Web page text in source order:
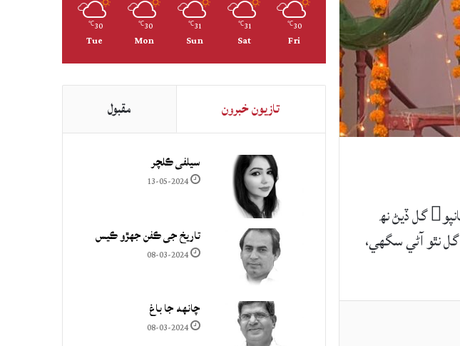
پاڪستان جي خوبصورت اداڪارا سارا خان کي سندس مڙس فلڪ شبير ڌي جي جنم کانپو گل ڏيڻ نھ
وساريا آهن. ميڊيا مطابق فلڪ شبير زال کي گل ڏيندي مداحن کي ٻڌايو تھ هو ڌي لا گل نٿو آڻي سگهي،
30
℃
Fri
31
℃
Sat
31
℃
Sun
30
℃
Mon
30
℃
Tue
تازيون خبرون مقبول
سيلفي ڪلچر
13-05-2024
تاريخ جي ڪفن جھڙو ڪيس
08-03-2024
چانهه جا باغ
08-03-2024